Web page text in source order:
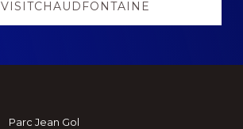
VISITCHAUDFONTAINE
Parc Jean Gol